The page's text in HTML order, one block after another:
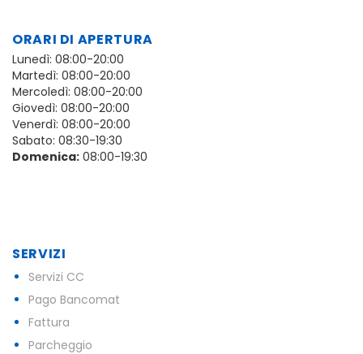
ORARI DI APERTURA
Lunedì: 08:00-20:00
Martedì: 08:00-20:00
Mercoledì: 08:00-20:00
Giovedì: 08:00-20:00
Venerdì: 08:00-20:00
Sabato: 08:30-19:30
Domenica: 08:00-19:30
SERVIZI
Servizi CC
Pago Bancomat
Fattura
Parcheggio